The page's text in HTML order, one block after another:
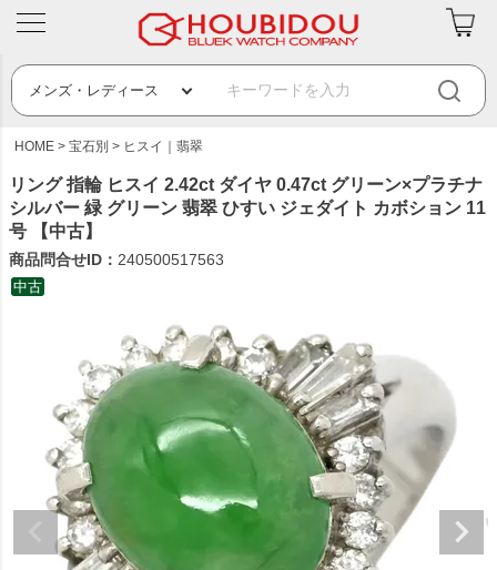
HOME 宝石別 ヒスイ｜翡翠
リング 指輪 ヒスイ 2.42ct ダイヤ 0.47ct グリーン×プラチナ
シルバー 緑 グリーン 翡翠 ひすい ジェダイト カボション 11
号 【中古】
商品問合せID： 240500517563
中古